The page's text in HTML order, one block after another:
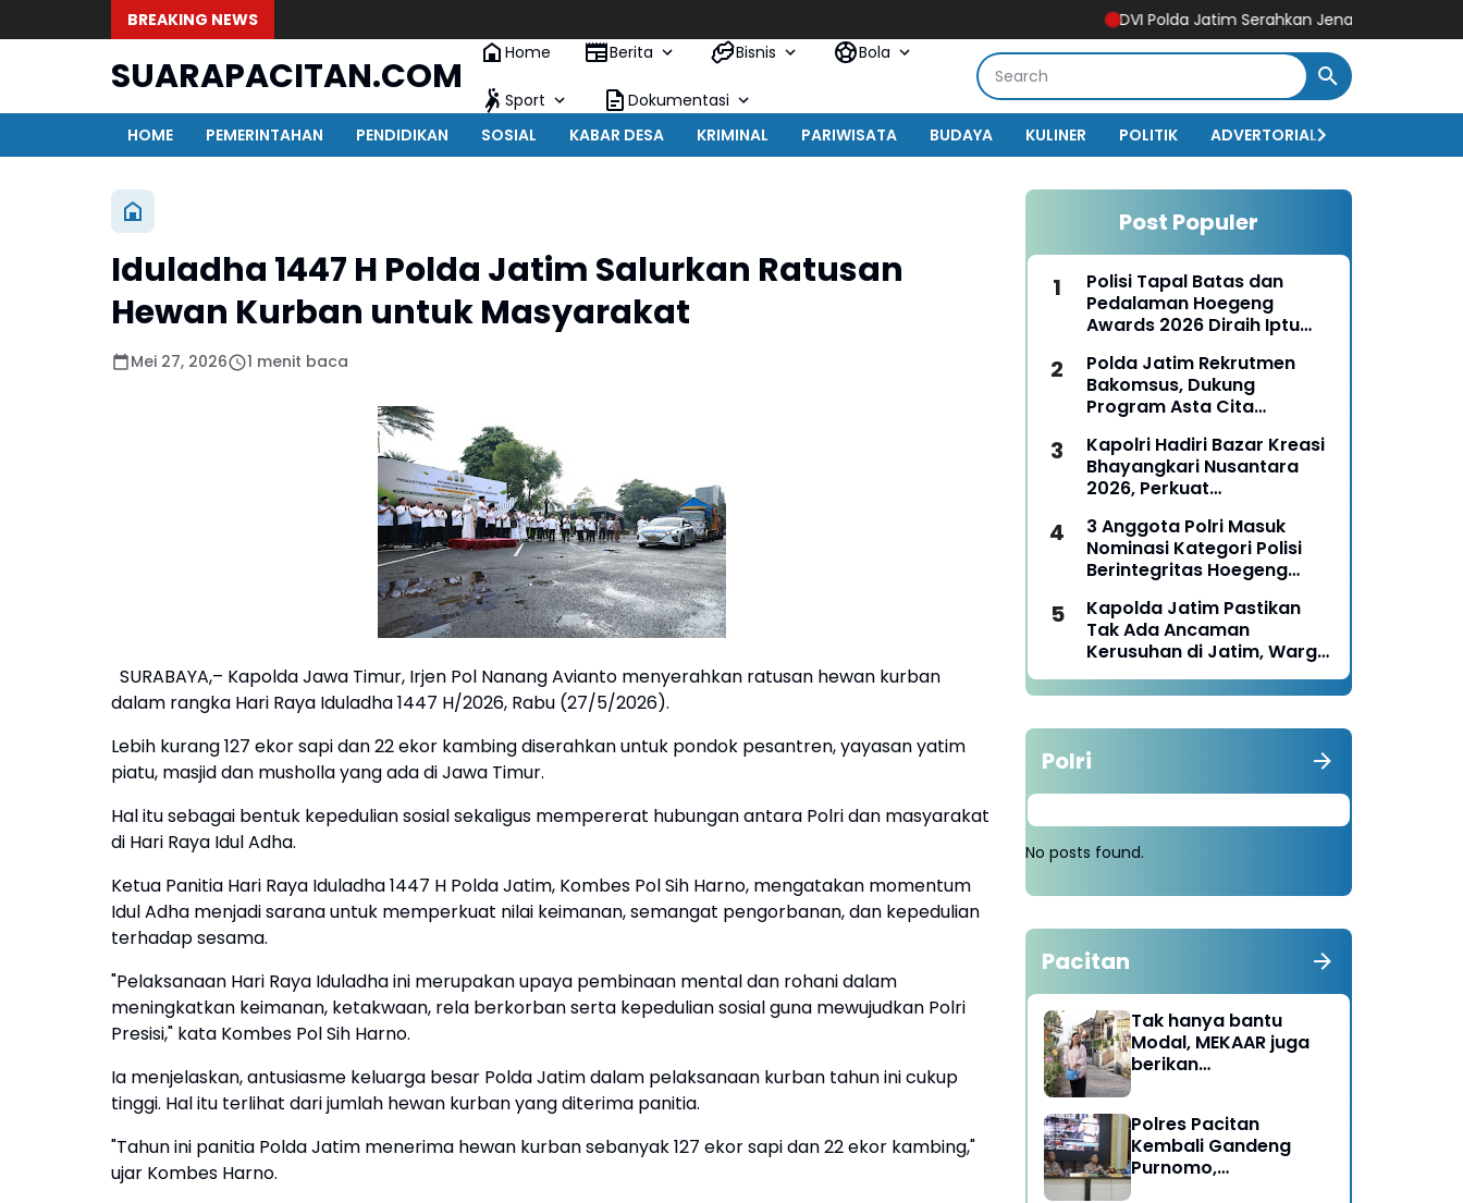
BREAKING NEWS DVI Polda Jatim Serahkan Jenazah Kelima Korban KM
SUARAPACITAN.COM
Home Berita Bisnis Bola
Sport
Dokumentasi
HOME
PEMERINTAHAN PENDIDIKAN SOSIAL KABAR DESA KRIMINAL PARIWISATA BUDAYA KULINER POLITIK ADVERTORIAL
Iduladha 1447 H Polda Jatim Salurkan Ratusan
Hewan Kurban untuk Masyarakat
Mei 27, 2026 1 menit baca
SURABAYA,– Kapolda Jawa Timur, Irjen Pol Nanang Avianto menyerahkan ratusan hewan kurban
dalam rangka Hari Raya Iduladha 1447 H/2026, Rabu (27/5/2026).
Lebih kurang 127 ekor sapi dan 22 ekor kambing diserahkan untuk pondok pesantren, yayasan yatim
piatu, masjid dan musholla yang ada di Jawa Timur.
Hal itu sebagai bentuk kepedulian sosial sekaligus mempererat hubungan antara Polri dan masyarakat
di Hari Raya Idul Adha.
Ketua Panitia Hari Raya Iduladha 1447 H Polda Jatim, Kombes Pol Sih Harno, mengatakan momentum
Idul Adha menjadi sarana untuk memperkuat nilai keimanan, semangat pengorbanan, dan kepedulian
terhadap sesama.
"Pelaksanaan Hari Raya Iduladha ini merupakan upaya pembinaan mental dan rohani dalam
meningkatkan keimanan, ketakwaan, rela berkorban serta kepedulian sosial guna mewujudkan Polri
Presisi," kata Kombes Pol Sih Harno.
Ia menjelaskan, antusiasme keluarga besar Polda Jatim dalam pelaksanaan kurban tahun ini cukup
tinggi. Hal itu terlihat dari jumlah hewan kurban yang diterima panitia.
"Tahun ini panitia Polda Jatim menerima hewan kurban sebanyak 127 ekor sapi dan 22 ekor kambing,"
ujar Kombes Harno.
Post Populer
Polisi Tapal Batas dan
Pedalaman Hoegeng
Awards 2026 Diraih Iptu
Pengabdian Humanis di
Nduga
Polda Jatim Rekrutmen
Bakomsus, Dukung
Program Asta Cita
Kapolri Hadiri Bazar Kreasi
Bhayangkari Nusantara
2026, Perkuat
Budaya Lokal
3 Anggota Polri Masuk
Nominasi Kategori Polisi
Berintegritas Hoegeng
Kapolda Jatim Pastikan
Tak Ada Ancaman
Kerusuhan di Jatim, Warga
Diminta Tak Percaya Hoaks
Polri
No posts found.
Pacitan
Tak hanya bantu
Modal, MEKAAR juga
berikan
Dapur Tetap Ngebul
Polres Pacitan
Kembali Gandeng
Purnomo,